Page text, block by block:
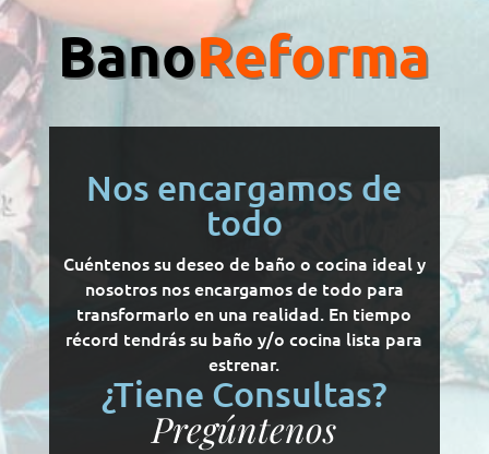
BanoReforma
Nos encargamos de
todo
Cuéntenos su deseo de baño o cocina ideal y
nosotros nos encargamos de todo para
transformarlo en una realidad. En tiempo
récord tendrás su baño y/o cocina lista para
estrenar.
¿Tiene Consultas?
Pregúntenos